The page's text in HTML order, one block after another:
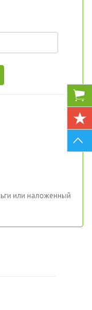
или наложенный